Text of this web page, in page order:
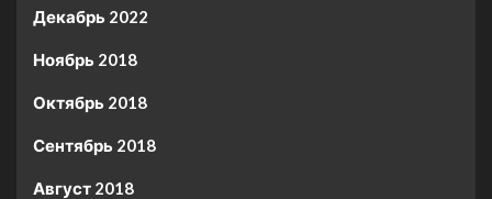
Декабрь 2022
Ноябрь 2018
Октябрь 2018
Сентябрь 2018
Август 2018